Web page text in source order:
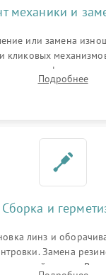
механики и
или замена
кликовых
люфтов в
разбитой сетки
Подробнее
и
линз и
Замена
смазки.